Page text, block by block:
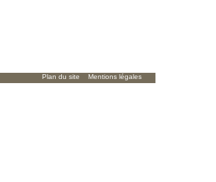
Plan du site Mentions légales